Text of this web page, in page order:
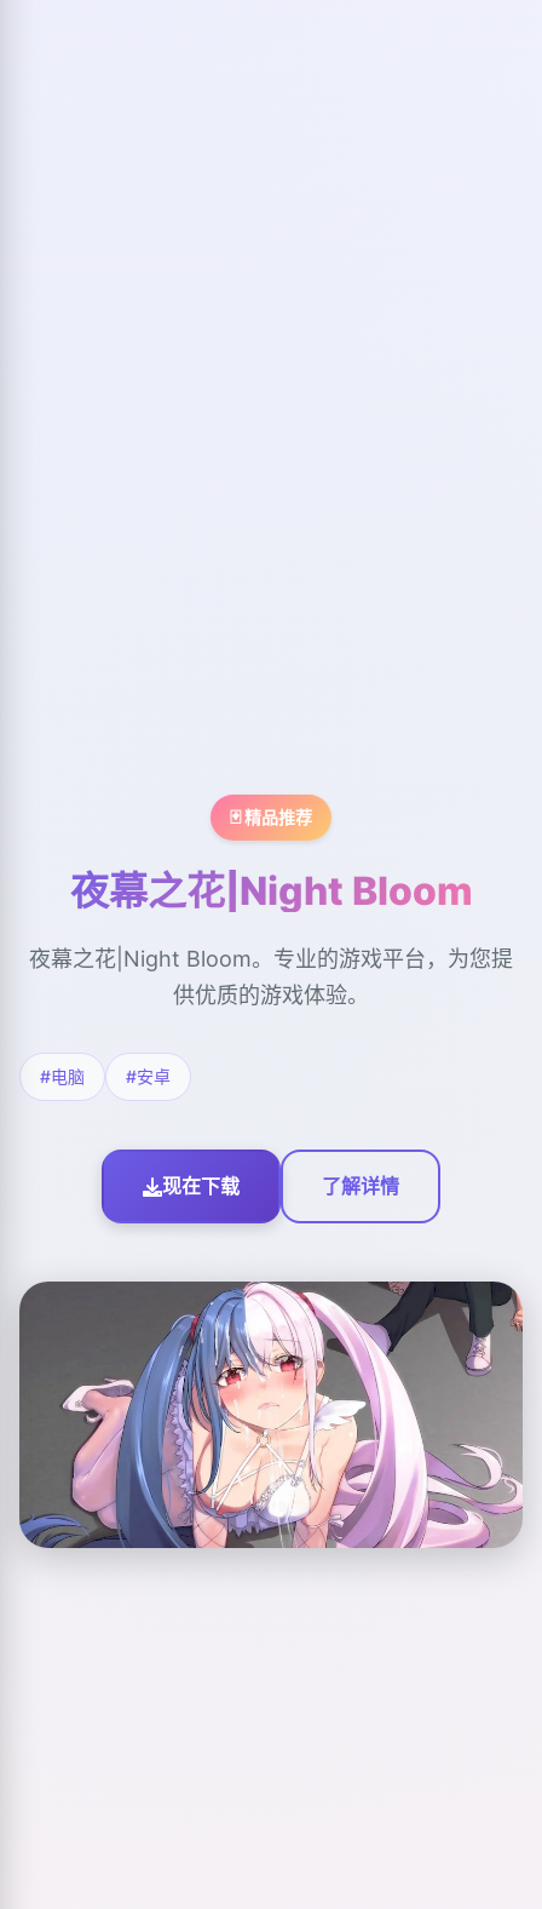
🃏 精品推荐
夜幕之花|Night Bloom
夜幕之花|Night Bloom。专业的游戏平台，为您提
供优质的游戏体验。
#电脑 #安卓
现在下载 了解详情